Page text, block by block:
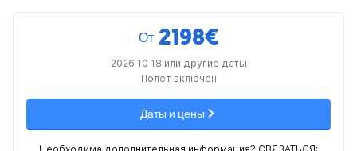
От 2198€
2026 10 18 или другие даты
Полет включен
Даты и цены